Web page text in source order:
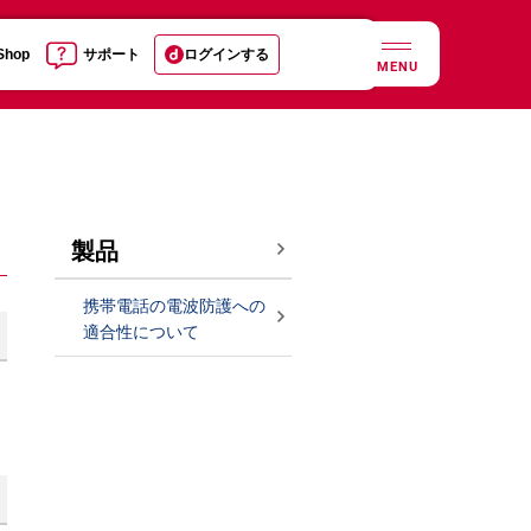
サポート ログインする
MENU
製品
携帯電話の電波防護への
適合性について